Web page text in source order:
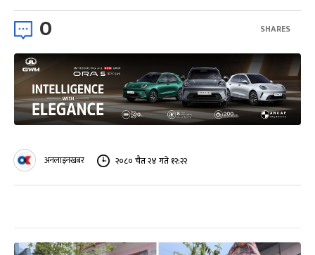
0 SHARES
अनलाइनखबर २०८० चैत २४ गते १२:२२